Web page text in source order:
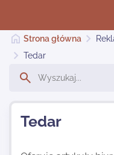
Strona główna
Tedar
Tedar